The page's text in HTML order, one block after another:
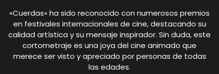
«Cuerdas» ha sido reconocido con numerosos premios
en festivales internacionales de cine, destacando su
calidad artística y su mensaje inspirador. Sin duda, este
cortometraje es una joya del cine animado que
merece ser visto y apreciado por personas de todas
las edades.